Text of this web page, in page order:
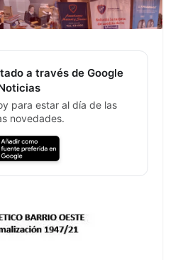
a través de Google
para estar al día de las
novedades.